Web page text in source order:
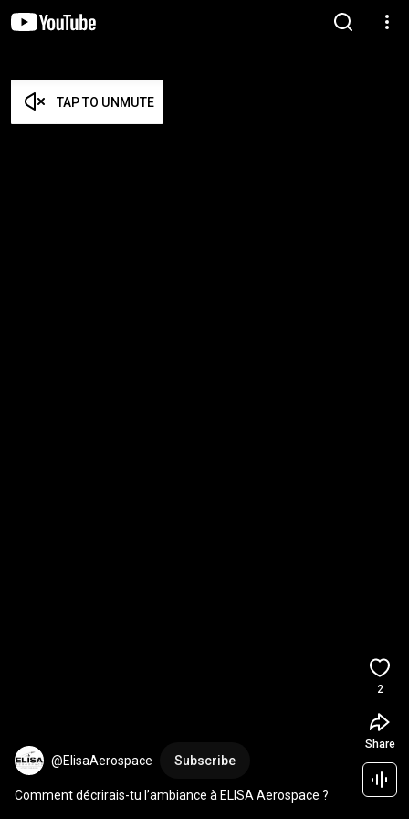
TAP TO UNMUTE
@ElisaAerospace Subscribe
Comment décrirais-tu l’ambiance à ELISA Aerospace ?
2
Share